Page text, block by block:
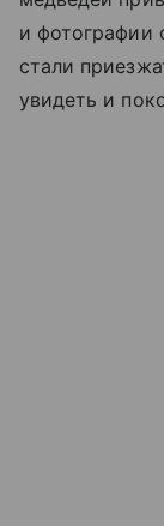
и фотографии
стали
увидеть и